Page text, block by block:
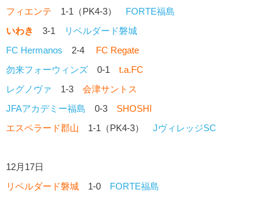
フィエンテ 1-1（PK4-3） FORTE福島
いわき
3-1
リベルダード磐城
FC Hermanos 2-4 FC Regate
勿来フォーウィンズ 0-1 t.a.FC
レグノヴァ 1-3 会津サントス
JFAアカデミー福島 0-3 SHOSHI
エスペラード郡山 1-1（PK4-3） JヴィレッジSC
12月17日
リベルダード磐城 1-0 FORTE福島